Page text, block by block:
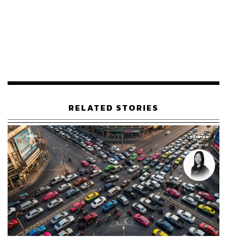
ABOUT THE AUTHOR
Content Creator ประจำกองบรรณาธิการข่าว
อดิเรกคือการสัมภาษณ์ BNK48
RELATED STORIES